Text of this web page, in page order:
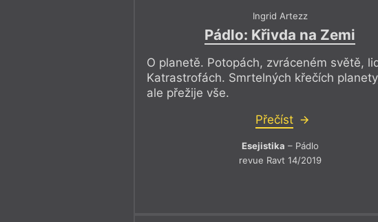
Ingrid Artezz
Pádlo: Křivda na Zemi
O planetě. Potopách, zvráceném světě,
Katrastrofách. Smrtelných křečích
ale přežije vše.
Přečíst
Esejistika – Pádlo
revue Ravt 14/2019